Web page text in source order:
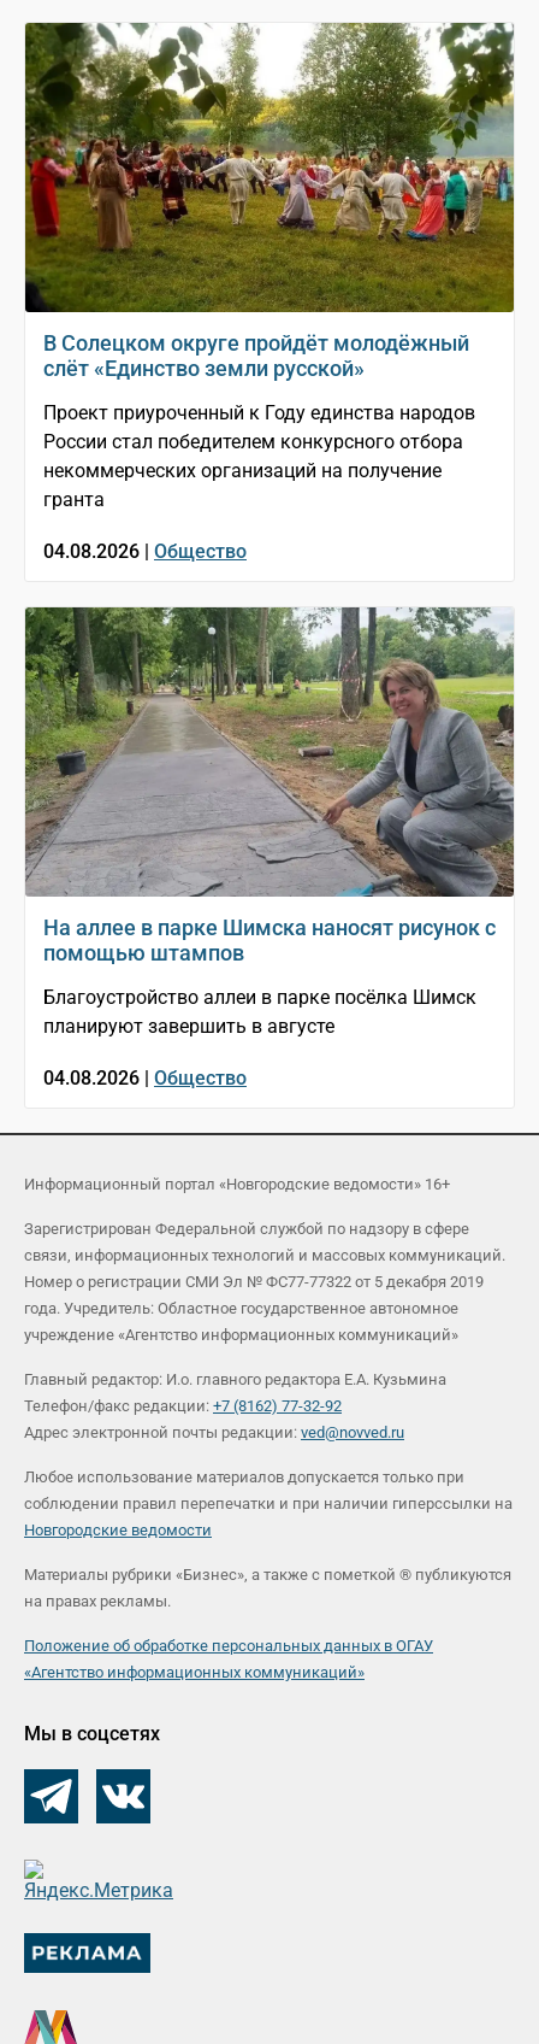
В Солецком округе пройдёт молодёжный
слёт «Единство земли русской»
Проект приуроченный к Году единства народов
России стал победителем конкурсного отбора
некоммерческих организаций на получение
гранта
04.08.2026 | Общество
На аллее в парке Шимска наносят рисунок с
помощью штампов
Благоустройство аллеи в парке посёлка Шимск
планируют завершить в августе
04.08.2026 | Общество
Информационный портал «Новгородские ведомости» 16+
Зарегистрирован Федеральной службой по надзору в сфере
связи, информационных технологий и массовых коммуникаций.
Номер о регистрации СМИ Эл № ФС77-77322 от 5 декабря 2019
года. Учредитель: Областное государственное автономное
учреждение «Агентство информационных коммуникаций»
Главный редактор: И.о. главного редактора Е.А. Кузьмина
Телефон/факс редакции: +7 (8162) 77-32-92
Адрес электронной почты редакции: ved@novved.ru
Любое использование материалов допускается только при
соблюдении правил перепечатки и при наличии гиперссылки на
Новгородские ведомости
Материалы рубрики «Бизнес», а также с пометкой ® публикуются
на правах рекламы.
Положение об обработке персональных данных в ОГАУ
«Агентство информационных коммуникаций»
Мы в соцсетях